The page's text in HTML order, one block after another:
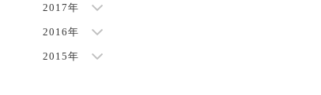
2017年
2016年
2015年